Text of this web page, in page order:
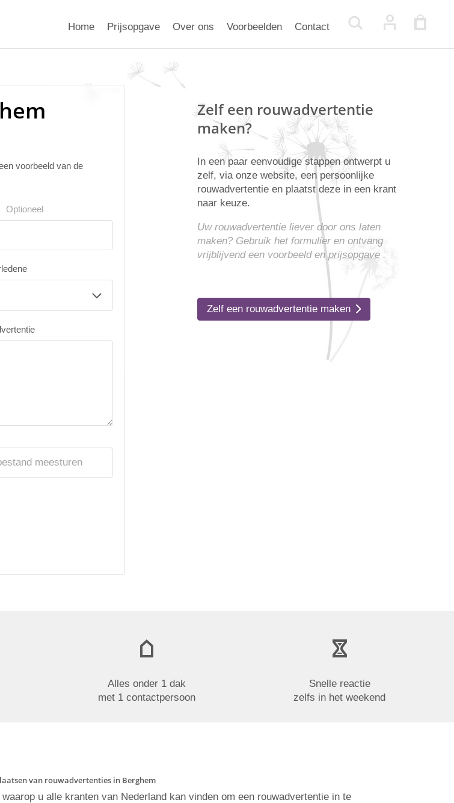
Home Prijsopgave Over ons Voorbeelden Contact
voorbeeld van de
Optioneel
meesturen
Zelf een rouwadvertentie
maken?
In een paar eenvoudige stappen ontwerpt u
zelf, via onze website, een persoonlijke
rouwadvertentie en plaatst deze in een krant
naar keuze.
Uw rouwadvertentie liever door ons laten
maken? Gebruik het formulier en ontvang
vrijblijvend een voorbeeld enprijsopgave.
Zelf een rouwadvertentie maken
Alles onder 1 dak
met 1 contactpersoon
Snelle reactie
zelfs in het weekend
van rouwadvertenties in Berghem
u alle kranten van Nederland kan vinden om een rouwadvertentie in te